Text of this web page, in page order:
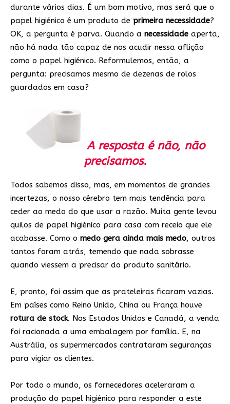
durante vários dias. É um bom motivo, mas será que o
papel higiénico é um produto de primeira necessidade?
OK, a pergunta é parva. Quando a necessidade aperta,
não há nada tão capaz de nos acudir nessa aflição
como o papel higiénico. Reformulemos, então, a
pergunta: precisamos mesmo de dezenas de rolos
guardados em casa?
A resposta é não, não
precisamos.
Todos sabemos disso, mas, em momentos de grandes
incertezas, o nosso cérebro tem mais tendência para
ceder ao medo do que usar a razão. Muita gente levou
quilos de papel higiénico para casa com receio que ele
acabasse. Como o medo gera ainda mais medo, outros
tantos foram atrás, temendo que nada sobrasse
quando viessem a precisar do produto sanitário.
E, pronto, foi assim que as prateleiras ficaram vazias.
Em países como Reino Unido, China ou França houve
rotura de stock. Nos Estados Unidos e Canadá, a venda
foi racionada a uma embalagem por família. E, na
Austrália, os supermercados contrataram seguranças
para vigiar os clientes.
Por todo o mundo, os fornecedores aceleraram a
produção do papel higiénico para responder a este